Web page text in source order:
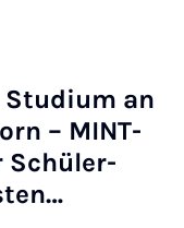
Stu­di­um an
– MINT-
Schüler­